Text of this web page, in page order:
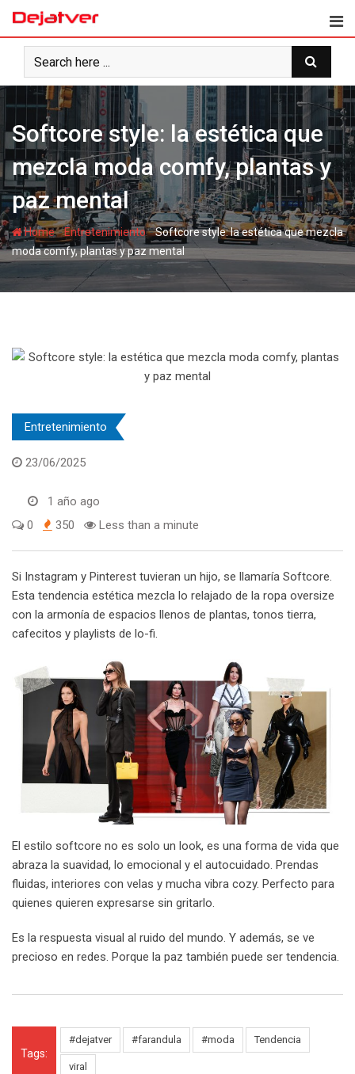
Skip
content
Softcore style: la estética que
mezcla moda comfy, plantas y
paz mental
Home-Entretenimiento-Softcore style: la estética que mezcla
moda comfy, plantas y paz mental
Entretenimiento
23/06/2025
1 año ago
0
350 Less than a minute
Si Instagram y Pinterest tuvieran un hijo, se llamaría Softcore.
Esta tendencia estética mezcla lo relajado de la ropa oversize
con la armonía de espacios llenos de plantas, tonos tierra,
cafecitos y playlists de lo-fi.
El estilo softcore no es solo un look, es una forma de vida que
abraza la suavidad, lo emocional y el autocuidado. Prendas
fluidas, interiores con velas y mucha vibra cozy. Perfecto para
quienes quieren expresarse sin gritarlo.
Es la respuesta visual al ruido del mundo. Y además, se ve
precioso en redes. Porque la paz también puede ser tendencia.
Tags:
#dejatver #farandula #moda Tendencia
viral